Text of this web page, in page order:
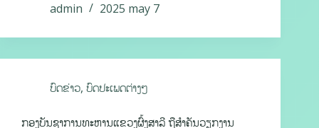
admin
2025 may 7
ບົດຂ່າວ, ບົດປະເພດຕ່າງໆ
ກອງບັນຊາການທະຫານແຂວງຜົ້ງສາລີ ຖືສຳຄັນວຽກງານ